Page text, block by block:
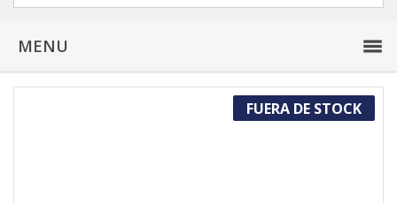
MENU
FUERA DE STOCK